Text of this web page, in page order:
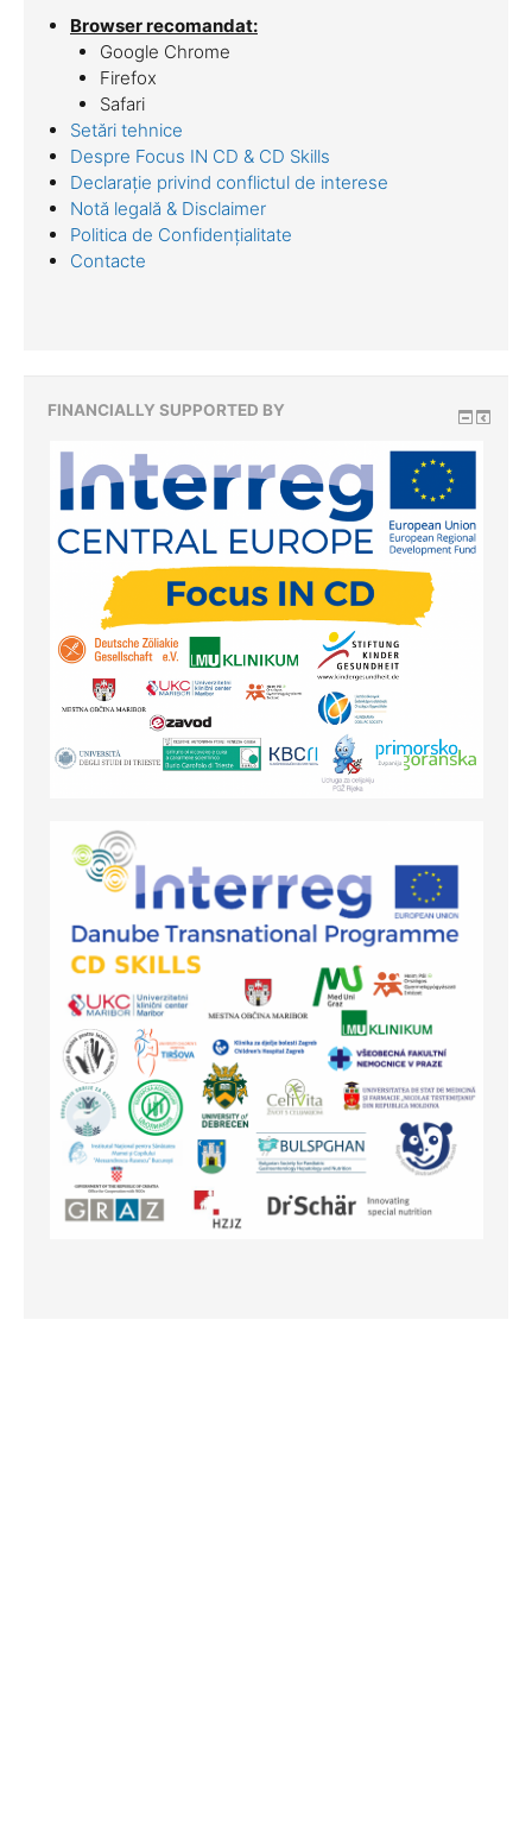
Browser recomandat:
Google Chrome
Firefox
Safari
Setări tehnice
Despre Focus IN CD & CD Skills
Declarație privind conflictul de interese
Notă legală & Disclaimer
Politica de Confidențialitate
Contacte
FINANCIALLY SUPPORTED BY